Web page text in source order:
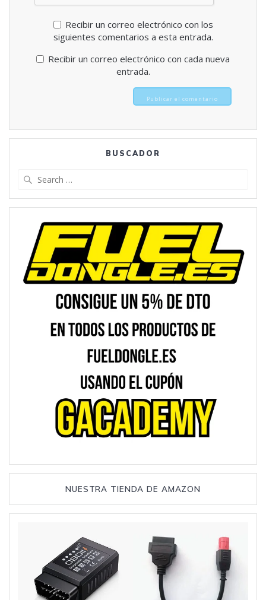
Recibir un correo electrónico con los
siguientes comentarios a esta entrada.
Recibir un correo electrónico con cada nueva
entrada.
BUSCADOR
NUESTRA TIENDA DE AMAZON